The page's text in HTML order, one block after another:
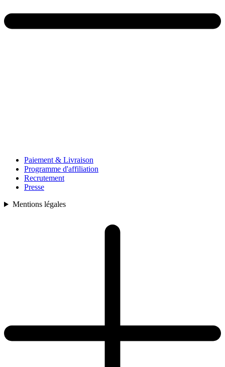
Paiement & Livraison
Programme d'affiliation
Recrutement
Presse
Mentions légales